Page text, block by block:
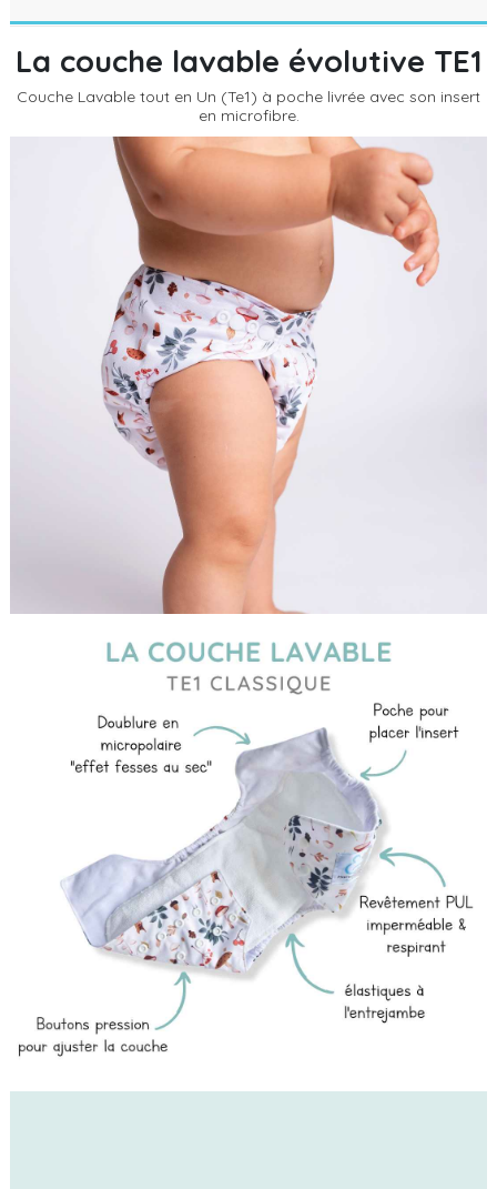
La couche lavable évolutive TE1
Couche Lavable tout en Un (Te1) à poche livrée avec son insert
en microfibre.